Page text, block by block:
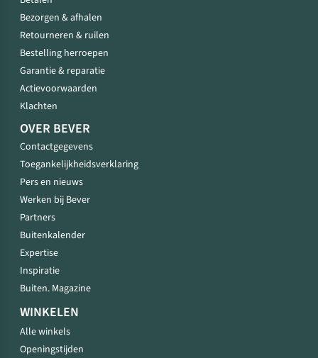
Bezorgen & afhalen
Retourneren & ruilen
Bestelling herroepen
Garantie & reparatie
Actievoorwaarden
Klachten
OVER BEVER
Contactgegevens
Toegankelijkheidsverklaring
Pers en nieuws
Werken bij Bever
Partners
Buitenkalender
Expertise
Inspiratie
Buiten. Magazine
WINKELEN
Alle winkels
Openingstijden